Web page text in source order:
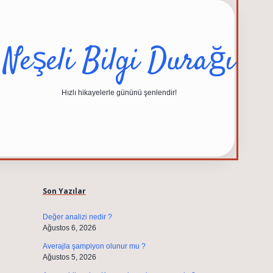
Neşeli Bilgi Durağı
Hızlı hikayelerle gününü şenlendir!
Son Yazılar
Değer analizi nedir ?
Ağustos 6, 2026
Averajla şampiyon olunur mu ?
Ağustos 5, 2026